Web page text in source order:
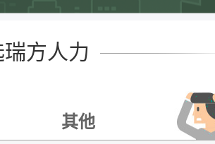
方人力
其他